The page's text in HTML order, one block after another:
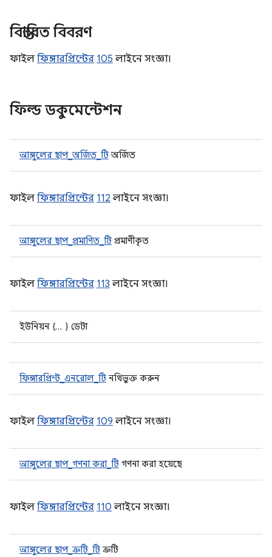
বিস্তারিত বিবরণ
ফাইল ফিঙ্গারপ্রিন্টের 105 লাইনে সংজ্ঞা।
ফিল্ড ডকুমেন্টেশন
আঙ্গুলের ছাপ_অর্জিত_টিঅর্জিত
ফাইল ফিঙ্গারপ্রিন্টের 112 লাইনে সংজ্ঞা।
আঙ্গুলের ছাপ_প্রমাণিত_টি প্রমাণীকৃত
ফাইল ফিঙ্গারপ্রিন্টের 113 লাইনে সংজ্ঞা।
ইউনিয়ন { ... } ডেটা
ফিঙ্গারপ্রিন্ট_এনরোল_টি নথিভুক্ত করুন
ফাইল ফিঙ্গারপ্রিন্টের 109 লাইনে সংজ্ঞা।
আঙ্গুলের ছাপ_গণনা করা_টি গণনা করা হয়েছে
ফাইল ফিঙ্গারপ্রিন্টের 110 লাইনে সংজ্ঞা।
আঙ্গুলের ছাপ_ত্রুটি_টিত্রুটি